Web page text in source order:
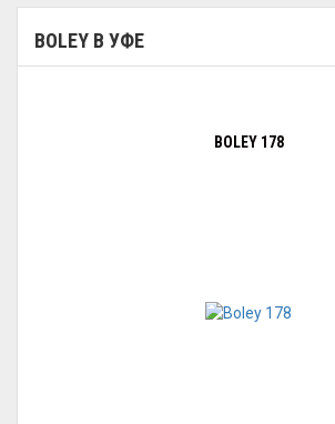
BOLEY В УФЕ
BOLEY 178